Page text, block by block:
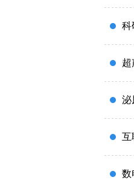
科
超
泌
互
数